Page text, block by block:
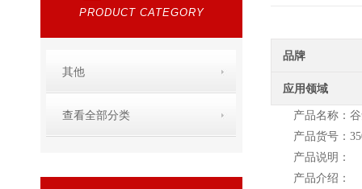
PRODUCT CATEGORY
其他
查看全部分类
品牌
应用领域
产品名称：
产品货号：
产品说明：
产品介绍：